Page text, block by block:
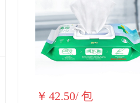
￥ 42.50/包